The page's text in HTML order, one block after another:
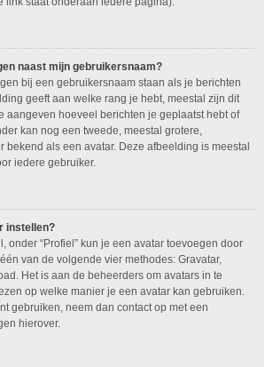
naast mijn gebruikersnaam?
bij een gebruikersnaam staan als je berichten
geeft aan welke rang je hebt, meestal zijn dit
aangeven hoeveel berichten je geplaatst hebt of
kan nog een tweede, meestal grotere,
bekend als een avatar. Deze afbeelding is meestal
iedere gebruiker.
instellen?
onder “Profiel” kun je een avatar toevoegen door
van de volgende vier methodes: Gravatar,
Het is aan de beheerders om avatars in te
op welke manier je een avatar kan gebruiken.
gebruiken, neem dan contact op met een
hierover.